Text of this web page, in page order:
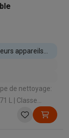
appareils